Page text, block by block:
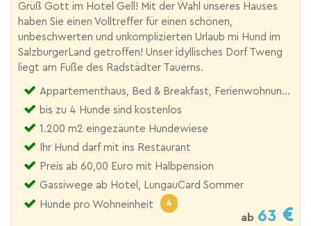
Grüß Gott im Hotel Gell! Mit der Wahl unseres Hauses
haben Sie einen Volltreffer für einen schönen,
unbeschwerten und unkomplizierten Urlaub mi Hund im
SalzburgerLand getroffen! Unser idyllisches Dorf Tweng
liegt am Fuße des Radstädter Tauerns.
Appartementhaus, Bed & Breakfast, Ferienwohnung, Hotel, Pension, Zimmer
bis zu 4 Hunde sind kostenlos
1.200 m2 eingezäunte Hundewiese
Ihr Hund darf mit ins Restaurant
Preis ab 60,00 Euro mit Halbpension
Gassiwege ab Hotel, LungauCard Sommer
Hunde pro Wohneinheit
4
ab 63